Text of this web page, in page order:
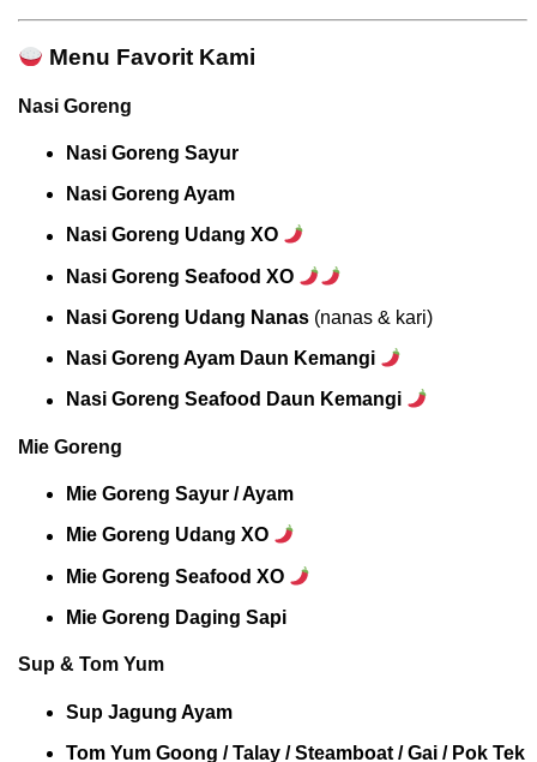
Menu Favorit Kami
Nasi Goreng
Nasi Goreng Sayur
Nasi Goreng Ayam
Nasi Goreng Udang XO
Nasi Goreng Seafood XO
Nasi Goreng Udang Nanas (nanas & kari)
Nasi Goreng Ayam Daun Kemangi
Nasi Goreng Seafood Daun Kemangi
Mie Goreng
Mie Goreng Sayur / Ayam
Mie Goreng Udang XO
Mie Goreng Seafood XO
Mie Goreng Daging Sapi
Sup & Tom Yum
Sup Jagung Ayam
Tom Yum Goong / Talay / Steamboat / Gai / Pok Tek